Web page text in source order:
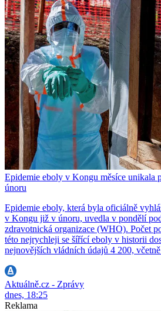
Epidemie eboly v Kongu měsíce unikala
únoru
Epidemie eboly, která byla oficiálně
v Kongu již v únoru, uvedla v pondělí
zdravotnická organizace (WHO). Počet
této nejrychleji se šířící eboly v historii
nejnovějších vládních údajů 4 200,
Aktuálně.cz - Zprávy
dnes, 18:25
Reklama